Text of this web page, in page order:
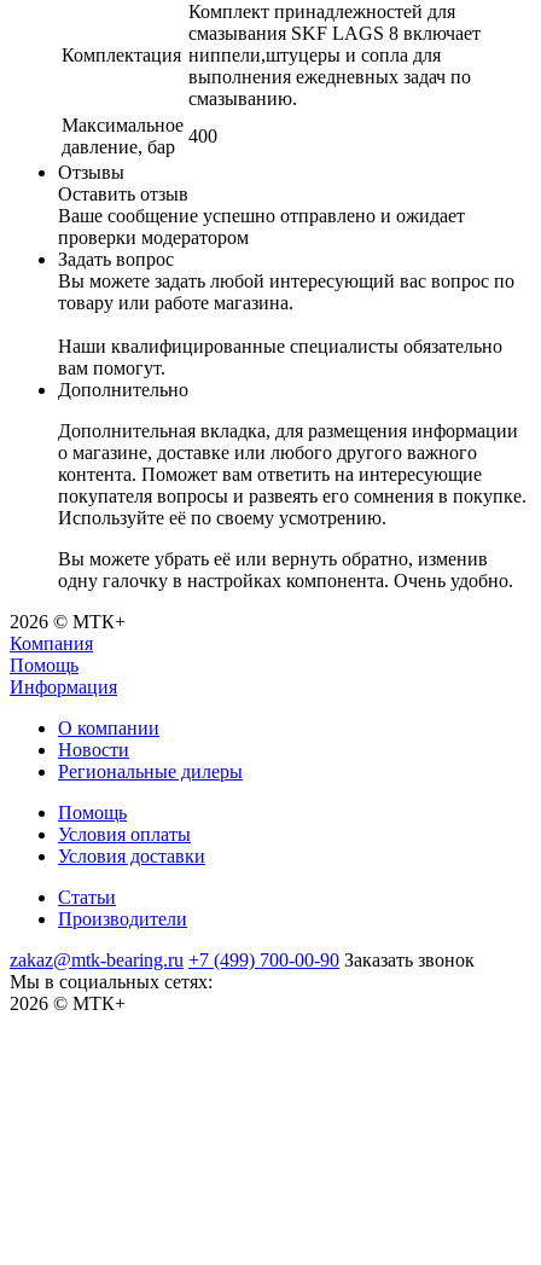
Комплектация
Комплект принадлежностей для
смазывания SKF LAGS 8 включает
ниппели,штуцеры и сопла для
выполнения ежедневных задач по
смазыванию.
Максимальное
давление, бар
400
Отзывы
Оставить отзыв
Ваше сообщение успешно отправлено и ожидает
проверки модератором
Задать вопрос
Вы можете задать любой интересующий вас вопрос по
товару или работе магазина.
Наши квалифицированные специалисты обязательно
вам помогут.
Дополнительно
Дополнительная вкладка, для размещения информации
о магазине, доставке или любого другого важного
контента. Поможет вам ответить на интересующие
покупателя вопросы и развеять его сомнения в покупке.
Используйте её по своему усмотрению.
Вы можете убрать её или вернуть обратно, изменив
одну галочку в настройках компонента. Очень удобно.
2026 © МТК+
Компания
Помощь
Информация
О компании
Новости
Региональные дилеры
Помощь
Условия оплаты
Условия доставки
Статьи
Производители
zakaz@mtk-bearing.ru +7 (499) 700-00-90 Заказать звонок
Мы в социальных сетях:
2026 © МТК+